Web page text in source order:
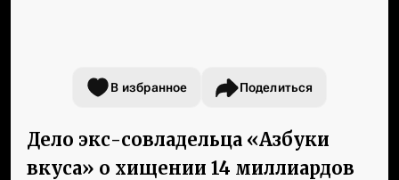
В избранное Поделиться
Дело экс-совладельца «Азбуки
вкуса» о хищении 14 миллиардов